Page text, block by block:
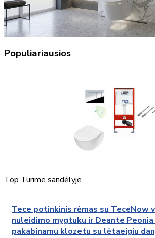
Populiariausios
Top Turime sandėlyje
Tece potinkinis rėmas su TeceNow vandens
nuleidimo mygtuku ir Deante Peonia rimless
pakabinamu klozetu su lėtaeigiu